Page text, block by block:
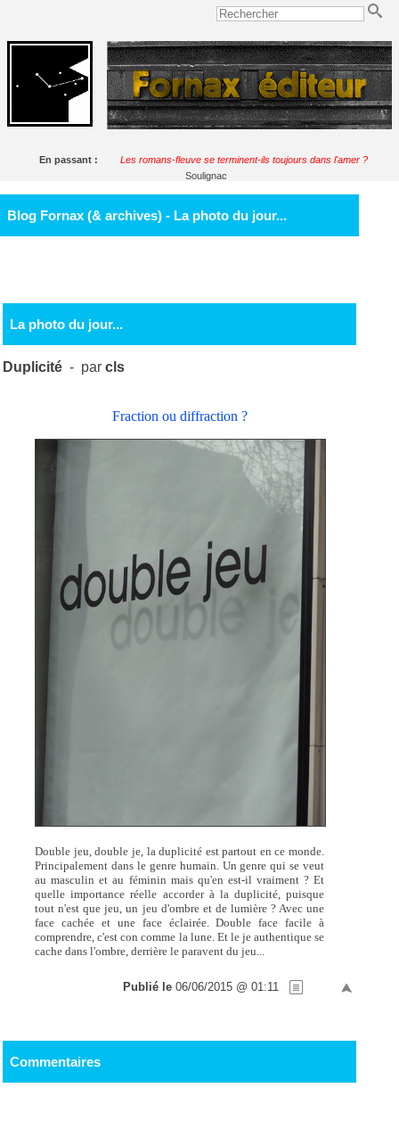
En passant :
Les romans-fleuve se terminent-ils toujours dans l'amer ?
Soulignac
Blog Fornax (& archives) - La photo du jour...
La photo du jour...
Duplicité - parcls
Fraction ou diffraction ?
Double jeu, double je, la duplicité est partout en ce monde.
Principalement dans le genre humain. Un genre qui se veut
au masculin et au féminin mais qu'en est-il vraiment ? Et
quelle importance réelle accorder à la duplicité, puisque
tout n'est que jeu, un jeu d'ombre et de lumière ? Avec une
face cachée et une face éclairée. Double face facile à
comprendre, c'est con comme la lune. Et le je authentique se
cache dans l'ombre, derrière le paravent du jeu...
Publié le 06/06/2015 @ 01:11
Commentaires